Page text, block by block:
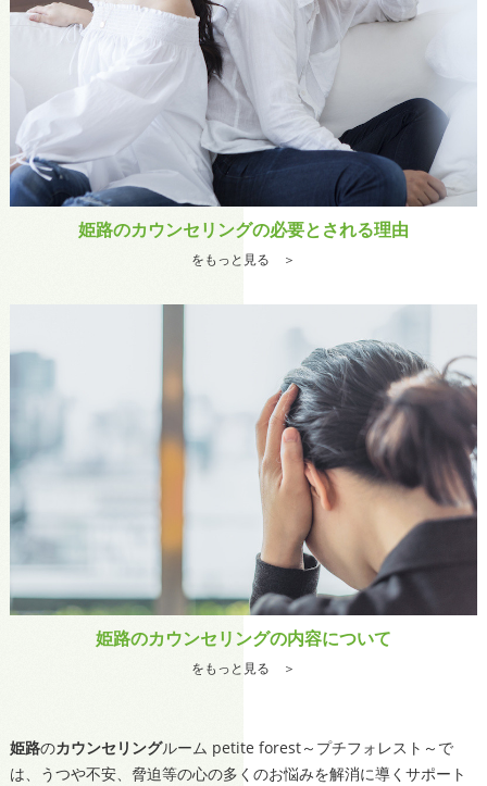
姫路のカウンセリングの必要とされる理由
をもっと見る ＞
姫路のカウンセリングの内容について
をもっと見る ＞
姫路のカウンセリングルーム petite forest～プチフォレスト～で
は、うつや不安、脅迫等の心の多くのお悩みを解消に導くサポート